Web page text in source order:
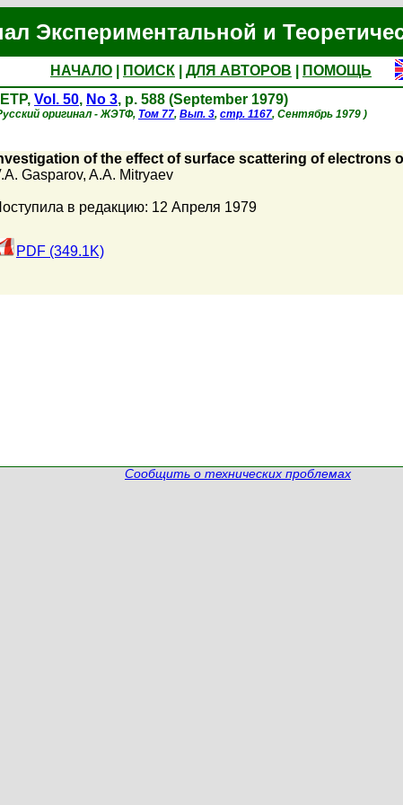
Экспериментальной и
НАЧАЛО ПОИСК ДЛЯ АВТОРОВ
ПОМОЩЬ
Vol. 50, No 3, p. 588 (September 1979)
оригинал - ЖЭТФ, Том 77, Вып. 3, стр. 1167, Сентябрь 1979 )
of the effect of surface scattering of electrons
Gasparov, A.A. Mitryaev
в редакцию: 12 Апреля 1979
PDF (349.1K)
Сообщить о технических проблемах